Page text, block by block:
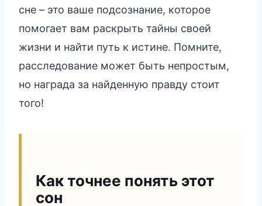
сне – это ваше подсознание, которое
помогает вам раскрыть тайны своей
жизни и найти путь к истине. Помните,
расследование может быть непростым,
но награда за найденную правду стоит
того!
Как точнее понять этот
сон